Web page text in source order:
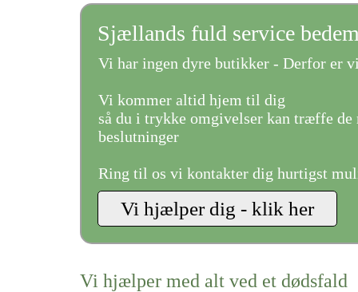
Sjællands fuld service
Vi har ingen dyre butikker - Derfor er
Vi kommer altid hjem til dig
så du i trykke omgivelser kan træffe de
beslutninger
Ring til os vi kontakter dig hurtigst
Vi hjælper med alt ved et dødsfald